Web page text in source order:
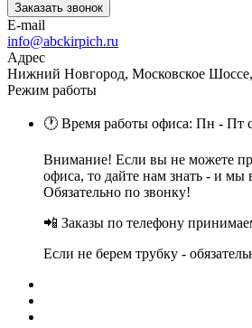
Заказать звонок
E-mail
info@abckirpich.ru
Адрес
Нижний Новгород, Московское
Режим работы
🕐 Время работы офиса: Пн - Пт
Внимание! Если вы не можете
офиса, то дайте нам знать - и мы
Обязательно по звонку!
📲 Заказы по телефону
Если не берем трубку -